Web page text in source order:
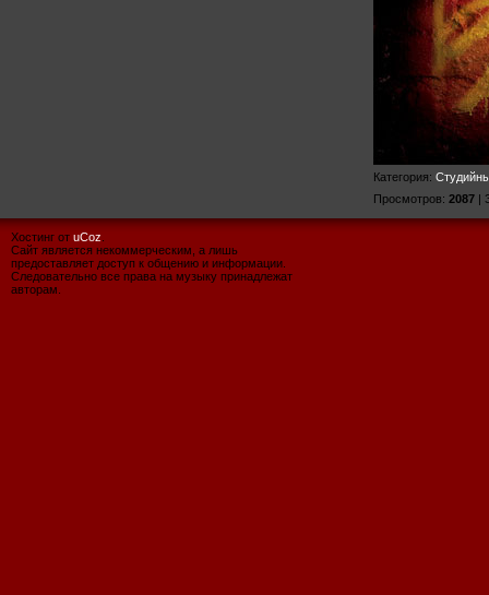
Категория:
Просмотров: 2087|
Хостинг от uCoz
Сайт является некоммерческим, а лишь
предоставляет доступ к общению и информации.
Следовательно все права на музыку принадлежат
авторам.